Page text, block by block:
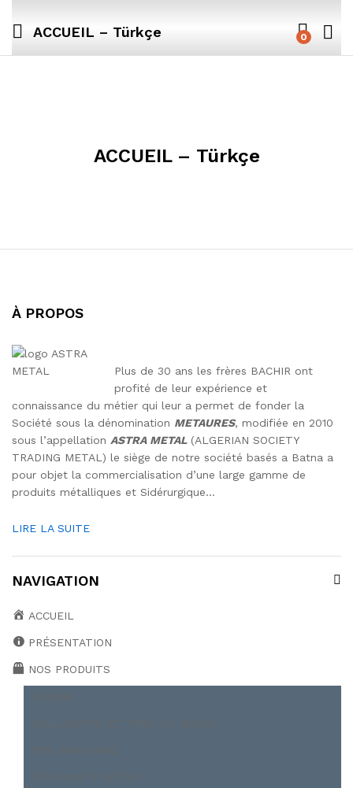
ACCUEIL – Türkçe 0
ACCUEIL – Türkçe
À PROPOS
Plus de 30 ans les frères BACHIR ont
profité de leur expérience et
connaissance du métier qui leur a permet de fonder la
Société sous la dénomination METAURES, modifiée en 2010
sous l’appellation ASTRA METAL(ALGERIAN SOCIETY
TRADING METAL) le siège de notre société basés a Batna a
pour objet la commercialisation d’une large gamme de
produits métalliques et Sidérurgique…
LIRE LA SUITE
NAVIGATION
ACCUEIL
PRÉSENTATION
NOS PRODUITS